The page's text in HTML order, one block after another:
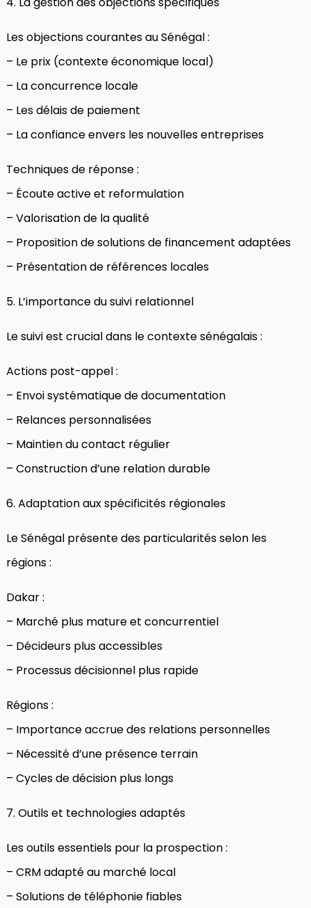
Les objections courantes au Sénégal :
– Le prix (contexte économique local)
– La concurrence locale
– Les délais de paiement
– La confiance envers les nouvelles entreprises
Techniques de réponse :
– Écoute active et reformulation
– Valorisation de la qualité
– Proposition de solutions de financement adaptées
– Présentation de références locales
5. L’importance du suivi relationnel
Le suivi est crucial dans le contexte sénégalais :
Actions post-appel :
– Envoi systématique de documentation
– Relances personnalisées
– Maintien du contact régulier
– Construction d’une relation durable
6. Adaptation aux spécificités régionales
Le Sénégal présente des particularités selon les
régions :
Dakar :
– Marché plus mature et concurrentiel
– Décideurs plus accessibles
– Processus décisionnel plus rapide
Régions :
– Importance accrue des relations personnelles
– Nécessité d’une présence terrain
– Cycles de décision plus longs
7. Outils et technologies adaptés
Les outils essentiels pour la prospection :
– CRM adapté au marché local
– Solutions de téléphonie fiables